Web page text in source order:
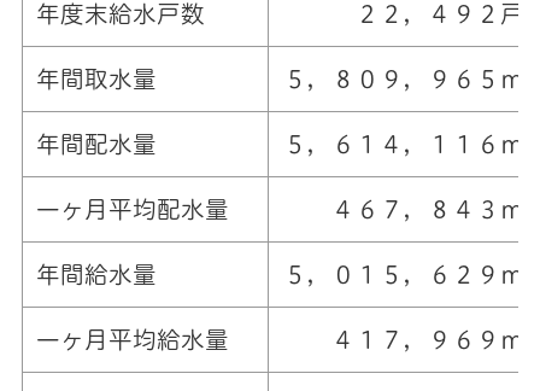
年度末給水戸数 ２２，４９２戸
年間取水量 ５，８０９，９６５㎥
年間配水量 ５，６１４，１１６㎥
一ヶ月平均配水量 ４６７，８４３㎥
年間給水量 ５，０１５，６２９㎥
一ヶ月平均給水量 ４１７，９６９㎥